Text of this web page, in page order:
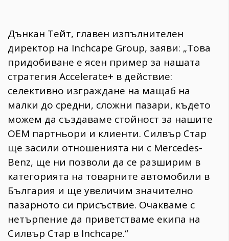
Дънкан Тейт, главен изпълнителен
директор на Inchcape Group, заяви: „Това
придобиване е ясен пример за нашата
стратегия Accelerate+ в действие:
селективно изграждане на мащаб на
малки до средни, сложни пазари, където
можем да създаваме стойност за нашите
OEM партньори и клиенти. Силвър Стар
ще засили отношенията ни с Mercedes-
Benz, ще ни позволи да се разширим в
категорията на товарните автомобили в
България и ще увеличим значително
пазарното си присъствие. Очакваме с
нетърпение да приветстваме екипа на
Силвър Стар в Inchcape.“